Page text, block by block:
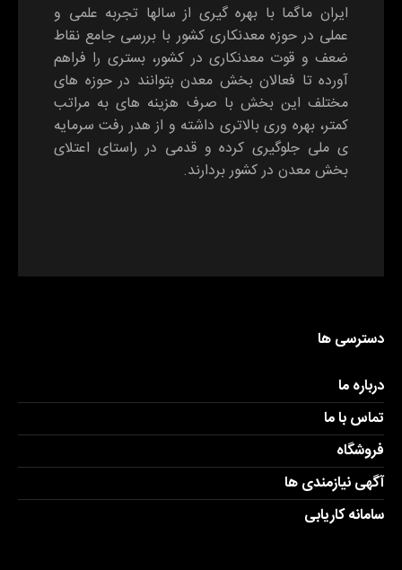
ایران ماگما با بهره گیری از سالها تجربه علمی و
عملی در حوزه معدنکاری کشور با بررسی جامع نقاط
ضعف و قوت معدنکاری در کشور، بستری را فراهم
آورده تا فعالان بخش معدن بتوانند در حوزه های
مختلف این بخش با صرف هزینه های به مراتب
کمتر، بهره وری بالاتری داشته و از هدر رفت سرمایه
ی ملی جلوگیری کرده و قدمی در راستای اعتلای
بخش معدن در کشور بردارند.
دسترسی ها
درباره ما
تماس با ما
فروشگاه
آگهی نیازمندی ها
سامانه کاریابی